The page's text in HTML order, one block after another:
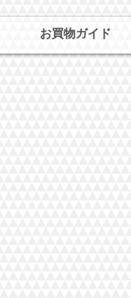
お買物ガイド